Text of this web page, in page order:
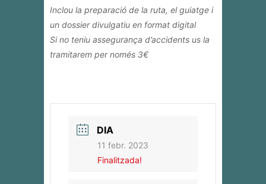
Inclou la preparació de la ruta, el guiatge i
un dossier divulgatiu en format digital
Si no teniu assegurança d’accidents us la
tramitarem per només 3€
DIA
11 febr. 2023
Finalitzada!